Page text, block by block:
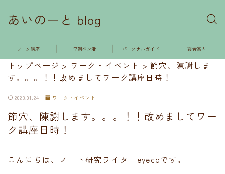
あいのーと blog
ワーク講座 早朝ペン活 パーソナルガイド 総合案内
トップページ > ワーク・イベント >節穴、陳謝しま
す。。。！！改めましてワーク講座日時！
2023.01.24 ワーク・イベント
節穴、陳謝します。。。！！改めましてワー
ク講座日時！
こんにちは、ノート研究ライターeyecoです。